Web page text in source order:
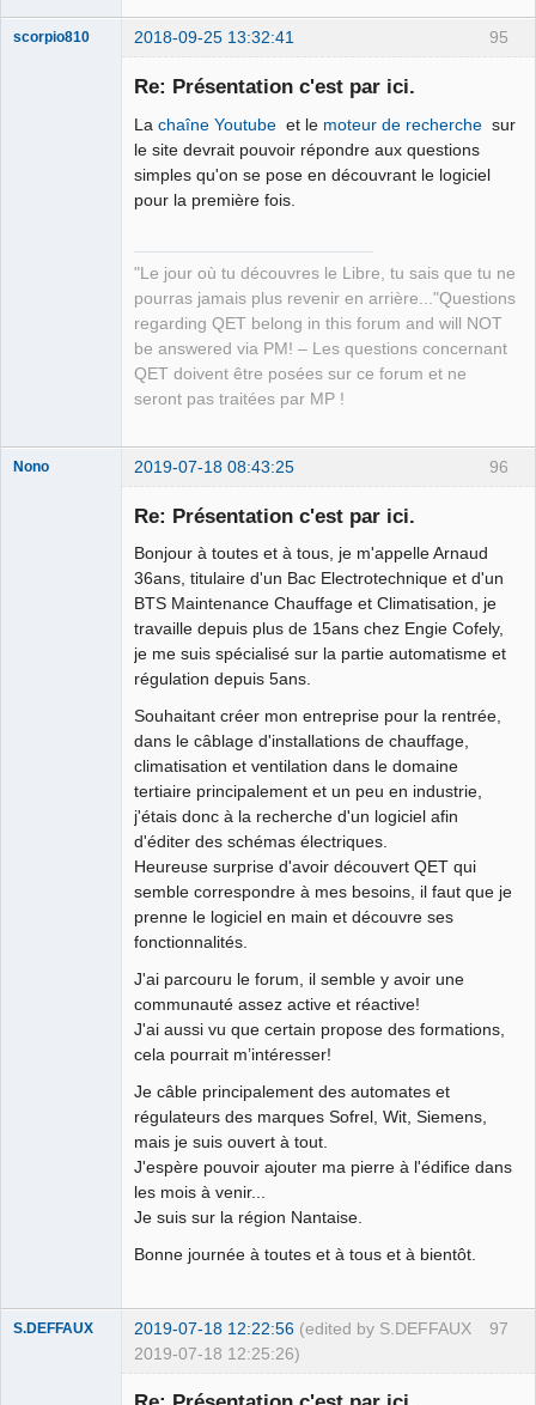
95
scorpio810 2018-09-25 13:32:41
Re: Présentation c'est par ici.
La chaîne Youtube et le moteur de recherche sur
le site devrait pouvoir répondre aux questions
simples qu'on se pose en découvrant le logiciel
pour la première fois.
"Le jour où tu découvres le Libre, tu sais que tu ne
pourras jamais plus revenir en arrière..."Questions
regarding QET belong in this forum and will NOT
be answered via PM! – Les questions concernant
QET doivent être posées sur ce forum et ne
seront pas traitées par MP !
96
Nono 2019-07-18 08:43:25
Re: Présentation c'est par ici.
Bonjour à toutes et à tous, je m'appelle Arnaud
36ans, titulaire d'un Bac Electrotechnique et d'un
BTS Maintenance Chauffage et Climatisation, je
travaille depuis plus de 15ans chez Engie Cofely,
je me suis spécialisé sur la partie automatisme et
régulation depuis 5ans.
Souhaitant créer mon entreprise pour la rentrée,
dans le câblage d'installations de chauffage,
climatisation et ventilation dans le domaine
tertiaire principalement et un peu en industrie,
j'étais donc à la recherche d'un logiciel afin
d'éditer des schémas électriques.
Heureuse surprise d'avoir découvert QET qui
semble correspondre à mes besoins, il faut que je
prenne le logiciel en main et découvre ses
fonctionnalités.
J'ai parcouru le forum, il semble y avoir une
communauté assez active et réactive!
J'ai aussi vu que certain propose des formations,
cela pourrait m’intéresser!
Je câble principalement des automates et
régulateurs des marques Sofrel, Wit, Siemens,
mais je suis ouvert à tout.
J'espère pouvoir ajouter ma pierre à l'édifice dans
les mois à venir...
Je suis sur la région Nantaise.
Bonne journée à toutes et à tous et à bientôt.
97
S.DEFFAUX 2019-07-18 12:22:56 (edited by S.DEFFAUX
2019-07-18 12:25:26)